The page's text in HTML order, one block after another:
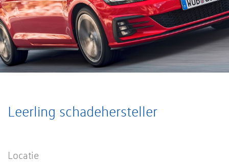
Leerling schadehersteller
Locatie